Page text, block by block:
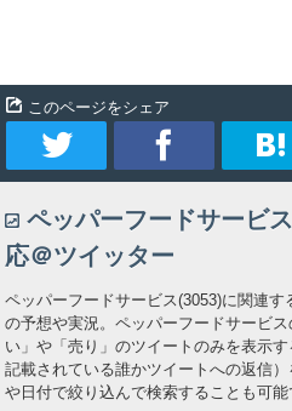
このページをシェア
イ
ー
ト
ア
ペッパーフードサービ
応＠ツイッター
ペッパーフードサービス(3053)に関連
の予想や実況。ペッパーフードサービ
い」や「売り」のツイートのみを表示
記載されている誰かツイートへの返信
や日付で絞り込んで検索することも可能